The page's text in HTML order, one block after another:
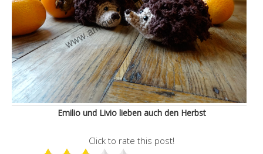
Emilio und Livio lieben auch den Herbst
Click to rate this post!